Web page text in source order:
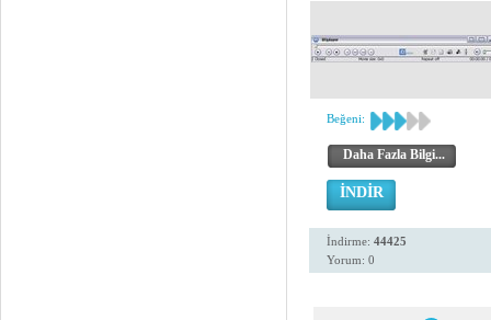
Beğeni:
Daha Fazla Bilgi...
İNDİR
İndirme: 44425
Yorum: 0